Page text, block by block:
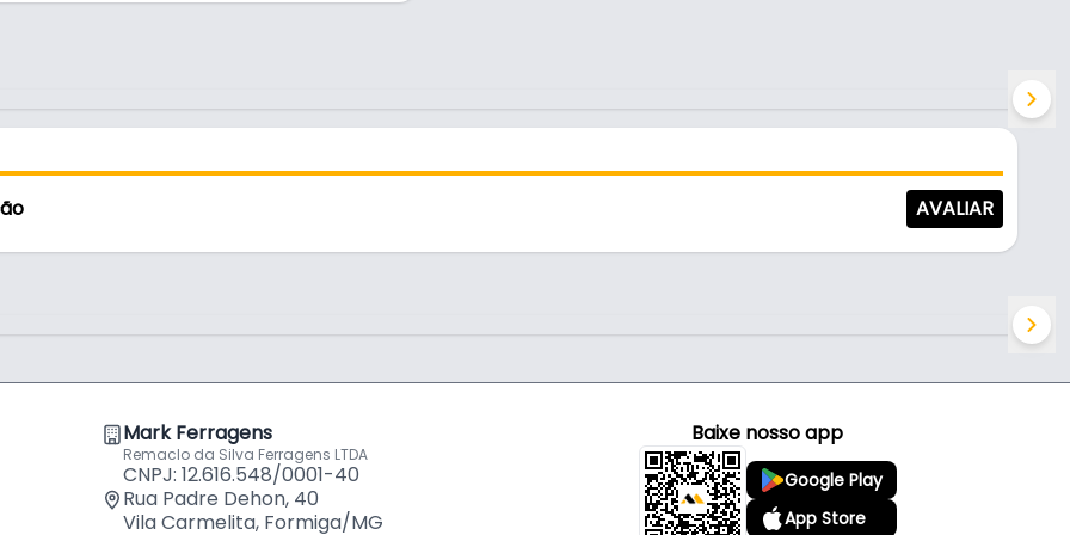
ônix, garantindo durabilidade e
a montagem.
evitando impactos.
AVALIAR
Mark Ferragens
Remaclo da Silva Ferragens LTDA
CNPJ: 12.616.548/0001-40
Rua Padre Dehon, 40
Vila Carmelita, Formiga/MG
Baixe nosso app
Google Play
App Store